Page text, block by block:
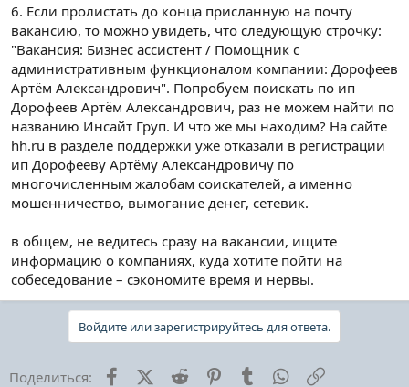
6. Если пролистать до конца присланную на почту
вакансию, то можно увидеть, что следующую строчку:
"Вакансия: Бизнес ассистент / Помощник с
административным функционалом компании: Дорофеев
Артём Александрович". Попробуем поискать по ип
Дорофеев Артём Александрович, раз не можем найти по
названию Инсайт Груп. И что же мы находим? На сайте
hh.ru в разделе поддержки уже отказали в регистрации
ип Дорофееву Артёму Александровичу по
многочисленным жалобам соискателей, а именно
мошенничество, вымогание денег, сетевик.
в общем, не ведитесь сразу на вакансии, ищите
информацию о компаниях, куда хотите пойти на
собеседование – сэкономите время и нервы.
Войдите или зарегистрируйтесь для ответа.
Поделиться: FacebookX (Twitter)
Reddit PinterestTumblr WhatsApp